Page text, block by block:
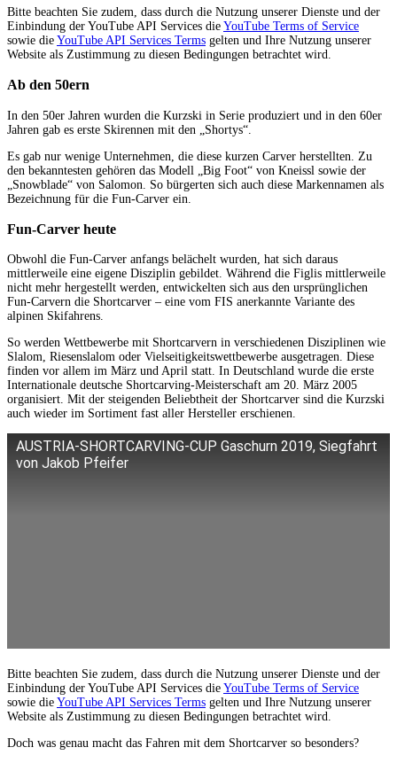
Bitte beachten Sie zudem, dass durch die Nutzung unserer Dienste und der
Einbindung der YouTube API Services die YouTube Terms of Service
sowie die YouTube API Services Terms gelten und Ihre Nutzung unserer
Website als Zustimmung zu diesen Bedingungen betrachtet wird.
Ab den 50ern
In den 50er Jahren wurden die Kurzski in Serie produziert und in den 60er
Jahren gab es erste Skirennen mit den „Shortys“.
Es gab nur wenige Unternehmen, die diese kurzen Carver herstellten. Zu
den bekanntesten gehören das Modell „Big Foot“ von Kneissl sowie der
„Snowblade“ von Salomon. So bürgerten sich auch diese Markennamen als
Bezeichnung für die Fun-Carver ein.
Fun-Carver heute
Obwohl die Fun-Carver anfangs belächelt wurden, hat sich daraus
mittlerweile eine eigene Disziplin gebildet. Während die Figlis mittlerweile
nicht mehr hergestellt werden, entwickelten sich aus den ursprünglichen
Fun-Carvern die Shortcarver – eine vom FIS anerkannte Variante des
alpinen Skifahrens.
So werden Wettbewerbe mit Shortcarvern in verschiedenen Disziplinen wie
Slalom, Riesenslalom oder Vielseitigkeitswettbewerbe ausgetragen. Diese
finden vor allem im März und April statt. In Deutschland wurde die erste
Internationale deutsche Shortcarving-Meisterschaft am 20. März 2005
organisiert. Mit der steigenden Beliebtheit der Shortcarver sind die Kurzski
auch wieder im Sortiment fast aller Hersteller erschienen.
AUSTRIA-SHORTCARVING-CUP Gaschurn 2019, Siegfahrt
von Jakob Pfeifer
Bitte beachten Sie zudem, dass durch die Nutzung unserer Dienste und der
Einbindung der YouTube API Services die YouTube Terms of Service
sowie die YouTube API Services Terms gelten und Ihre Nutzung unserer
Website als Zustimmung zu diesen Bedingungen betrachtet wird.
Doch was genau macht das Fahren mit dem Shortcarver so besonders?